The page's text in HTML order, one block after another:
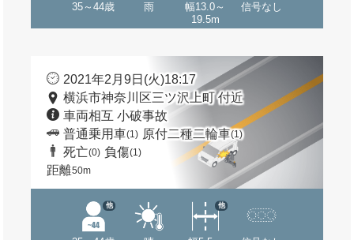
35～44歳 雨
幅13.0～
19.5m
信号なし
2021年2月9日(火)18:17
横浜市神奈川区三ツ沢上町 付近
車両相互 小破事故
普通乗用車(1) 原付二種二輪車(1)
死亡(0) 負傷(1)
距離50m
他 他